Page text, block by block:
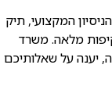
המקצועי, תיק
מלאה. משרד
יענה על שאלותיכם